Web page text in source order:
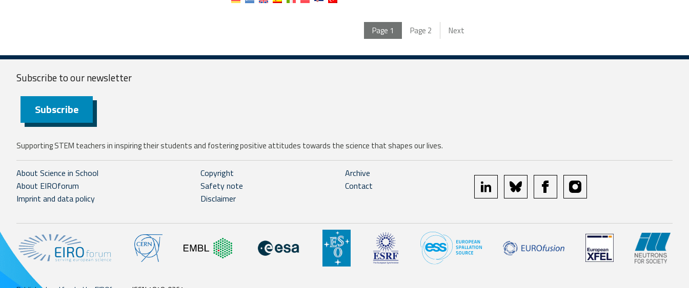
Page 1 Page 2 Next
Subscribe to ournewsletter
Subscribe
Supporting STEM teachers in inspiring their students and fostering positive attitudes towards the science that shapes our lives.
About Science in School
About EIROforum
Imprint and data policy
Copyright
Safety note
Disclaimer
Archive
Contact
linkedin bluesky facebookinstagram